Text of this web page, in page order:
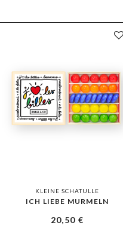
KLEINE SCHATULLE
ICH LIEBE MURMELN
20,50€